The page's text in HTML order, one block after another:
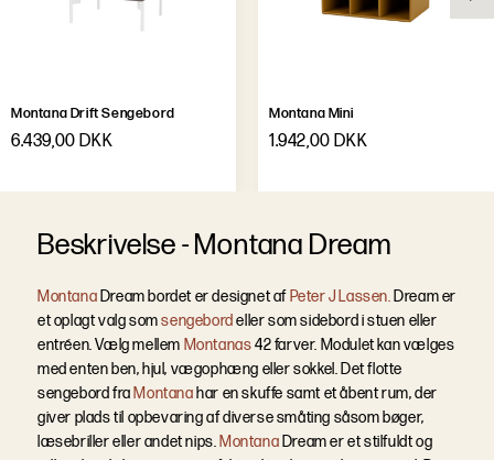
Montana Drift Sengebord
6.439,00 DKK
Montana Mini
1.942,00 DKK
Beskrivelse-Montana Dream
Montana Dream bordet er designet af Peter J Lassen. Dream er
et oplagt valg somsengebord eller som sidebord i stuen eller
entréen. Vælg mellem Montanas42 farver. Modulet kan vælges
med enten ben, hjul, vægophæng eller sokkel. Det flotte
sengebord fra Montana har en skuffe samt et åbent rum, der
giver plads til opbevaring af diverse småting såsom bøger,
læsebriller eller andet nips. Montana Dream er et stilfuldt og